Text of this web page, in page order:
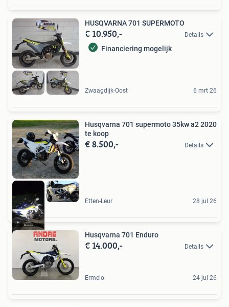
HUSQVARNA 701 SUPERMOTO
€ 10.950,- Details
Financiering mogelijk
Zwaagdijk-Oost 6 mrt 26
Husqvarna 701 supermoto 35kw a2 2020
te koop
€ 8.500,- Details
Etten-Leur 28 jul 26
Husqvarna 701 Enduro
€ 14.000,- Details
Ermelo 24 jul 26